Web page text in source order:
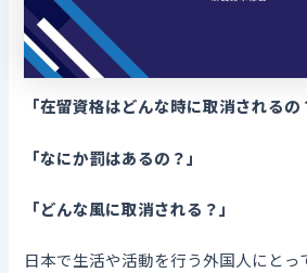
「在留資格はどんな時に取消されるの
「なにか罰はあるの？」
「どんな風に取消される？」
日本で生活や活動を行う外国人にとっ